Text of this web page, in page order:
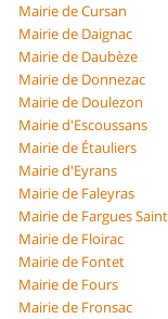
Mairie de Cursan
Mairie de Daignac
Mairie de Daubèze
Mairie de Donnezac
Mairie de Doulezon
Mairie d'Escoussans
Mairie de Étauliers
Mairie d'Eyrans
Mairie de Faleyras
Mairie de Fargues
Mairie de Floirac
Mairie de Fontet
Mairie de Fours
Mairie de Fronsac